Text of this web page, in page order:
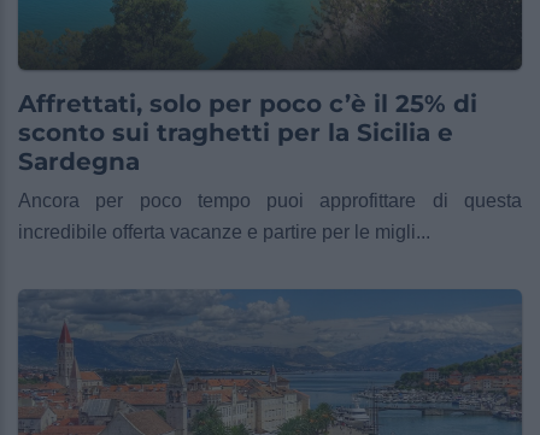
Affrettati, solo per poco c’è il 25% di
sconto sui traghetti per la Sicilia e
Sardegna
Ancora per poco tempo puoi approfittare di questa
incredibile offerta vacanze e partire per le migli...